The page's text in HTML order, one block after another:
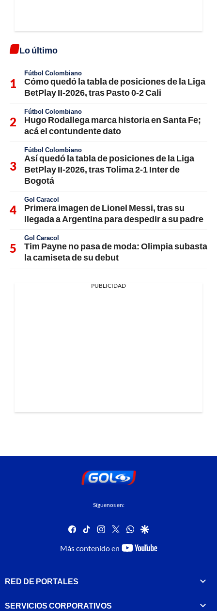
Lo último
Fútbol Colombiano
Cómo quedó la tabla de posiciones de la Liga
BetPlay II-2026, tras Pasto 0-2 Cali
Fútbol Colombiano
Hugo Rodallega marca historia en Santa Fe;
acá el contundente dato
Fútbol Colombiano
Así quedó la tabla de posiciones de la Liga
BetPlay II-2026, tras Tolima 2-1 Inter de
Bogotá
Gol Caracol
Primera imagen de Lionel Messi, tras su
llegada a Argentina para despedir a su padre
Gol Caracol
Tim Payne no pasa de moda: Olimpia subasta
la camiseta de su debut
PUBLICIDAD
Síguenos en:
facebook
tiktok instagram
twitterwhatsapp
google
Más contenido en
youtube-
RED DE PORTALES
SERVICIOS CORPORATIVOS